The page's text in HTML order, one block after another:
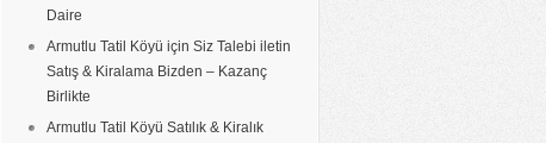
Daire
Armutlu Tatil Köyü için Siz Talebi iletin
Satış & Kiralama Bizden – Kazanç
Birlikte
Armutlu Tatil Köyü Satılık & Kiralık